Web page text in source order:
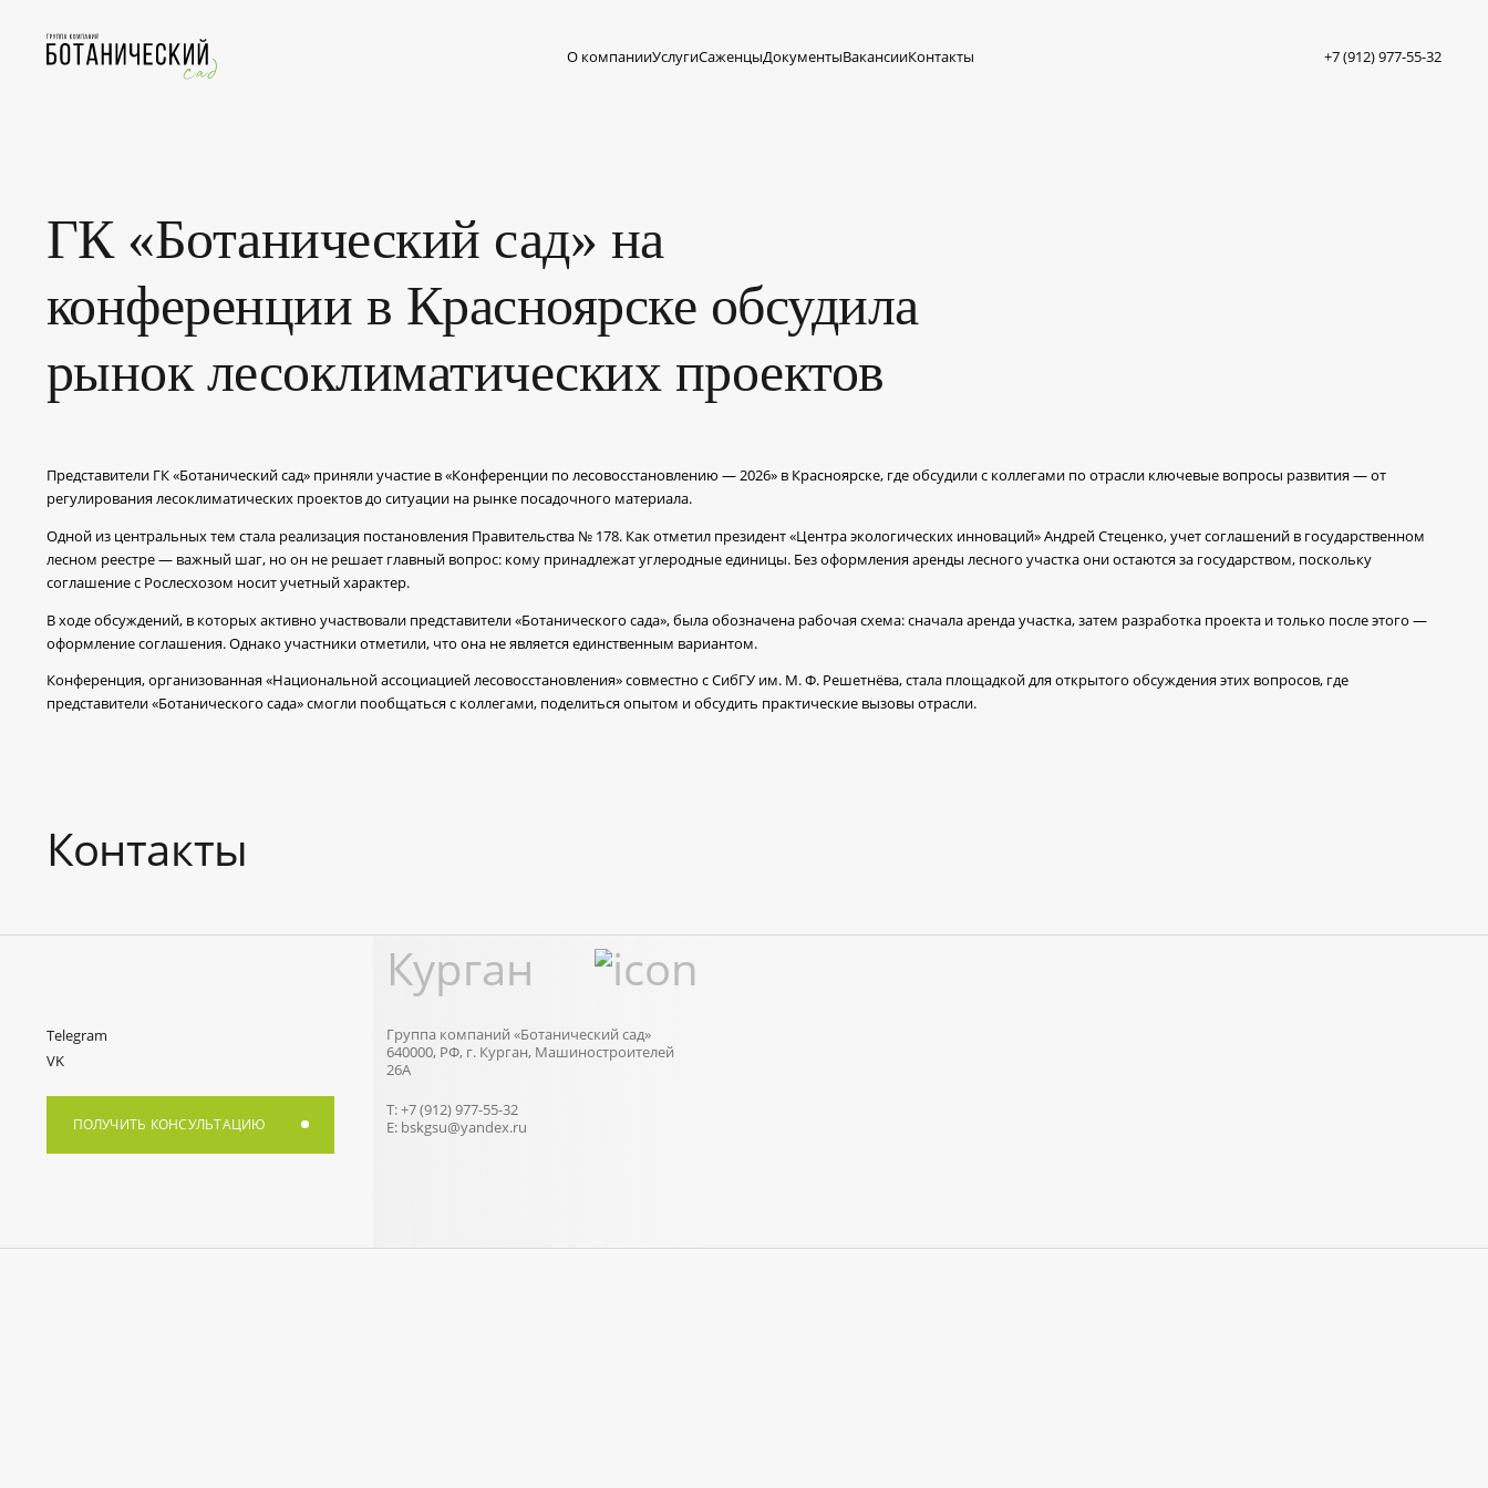
О компанииУслугиСаженцыДокументыВакансииКонтакты +7 (912) 977-55-32
ГК «Ботанический сад» на
конференции в Красноярске обсудила
рынок лесоклиматических проектов
Представители ГК «Ботанический сад» приняли участие в «Конференции по лесовосстановлению — 2026» в Красноярске, где обсудили с коллегами по отрасли ключевые вопросы развития — от
регулирования лесоклиматических проектов до ситуации на рынке посадочного материала.
Одной из центральных тем стала реализация постановления Правительства № 178. Как отметил президент «Центра экологических инноваций» Андрей Стеценко, учет соглашений в государственном
лесном реестре — важный шаг, но он не решает главный вопрос: кому принадлежат углеродные единицы. Без оформления аренды лесного участка они остаются за государством, поскольку
соглашение с Рослесхозом носит учетный характер.
В ходе обсуждений, в которых активно участвовали представители «Ботанического сада», была обозначена рабочая схема: сначала аренда участка, затем разработка проекта и только после этого —
оформление соглашения. Однако участники отметили, что она не является единственным вариантом.
Конференция, организованная «Национальной ассоциацией лесовосстановления» совместно с СибГУ им. М. Ф. Решетнёва, стала площадкой для открытого обсуждения этих вопросов, где
представители «Ботанического сада» смогли пообщаться с коллегами, поделиться опытом и обсудить практические вызовы отрасли.
Контакты
Telegram
VK
ПОЛУЧИТЬ КОНСУЛЬТАЦИЮ
Курган
Группа компаний «Ботанический сад»
640000, РФ, г. Курган, Машиностроителей
26А
T: +7 (912) 977-55-32
E: bskgsu@yandex.ru